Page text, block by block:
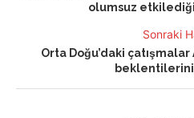
olumsuz
Sonraki
Orta Doğu’daki çatışmalar